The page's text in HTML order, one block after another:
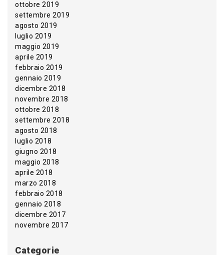
ottobre 2019
settembre 2019
agosto 2019
luglio 2019
maggio 2019
aprile 2019
febbraio 2019
gennaio 2019
dicembre 2018
novembre 2018
ottobre 2018
settembre 2018
agosto 2018
luglio 2018
giugno 2018
maggio 2018
aprile 2018
marzo 2018
febbraio 2018
gennaio 2018
dicembre 2017
novembre 2017
Categorie